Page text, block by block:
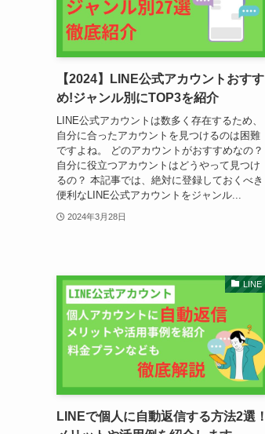
【2024】LINE公式アカウントおすす
め!ジャンル別にTOP3を紹介
LINE公式アカウントは数多く存在するため、
自分に合ったアカウントを見つけるのは困難
ですよね。 どのアカウントがおすすめなの？
自分に役立つアカウントはどうやって見つけ
るの？ 本記事では、絶対に登録しておくべき
便利なLINE公式アカウントをジャンル...
2024年3月28日
LINE
LINEで個人に自動返信する方法2選！